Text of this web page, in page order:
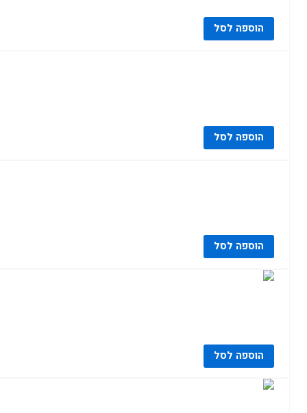
הוספה לסל
הוספה לסל
הוספה לסל
הוספה לסל